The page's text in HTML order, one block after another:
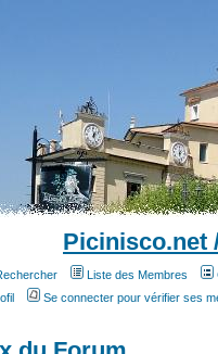
Picinisco.net
Liste des Membres
Se connecter pour vérifier ses